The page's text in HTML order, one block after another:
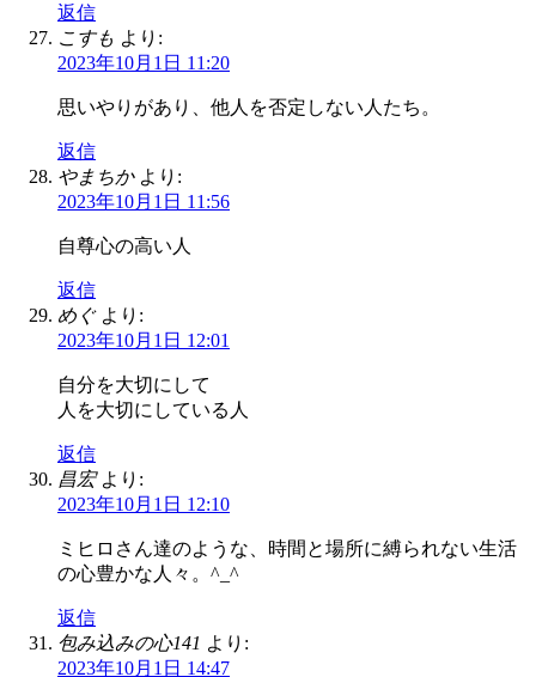
返信
こすも より:
2023年10月1日 11:20
思いやりがあり、他人を否定しない人たち。
返信
やまちか より:
2023年10月1日 11:56
自尊心の高い人
返信
めぐ より:
2023年10月1日 12:01
自分を大切にして
人を大切にしている人
返信
昌宏 より:
2023年10月1日 12:10
ミヒロさん達のような、時間と場所に縛られない生活
の心豊かな人々。^_^
返信
包み込みの心141 より:
2023年10月1日 14:47